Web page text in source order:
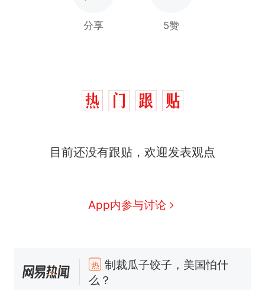
分享 5赞
目前还没有跟贴，欢迎发表观点
App内参与讨论
热 制裁瓜子饺子，美国怕什
么？